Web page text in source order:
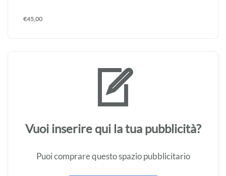
Vuoi inserire qui la tua pubblicità?
Puoi comprare questo spazio pubblicitario